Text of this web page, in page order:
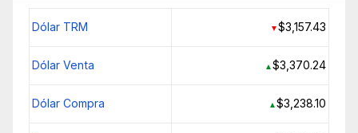
Dólar TRM ▼$3,157.43
Dólar Venta ▲$3,370.24
Dólar Compra ▲$3,238.10